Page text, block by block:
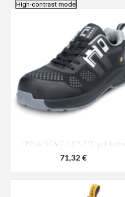
High-contrast mode
CERVA SIGN-F S1PS ESD polobotka
71,32 €